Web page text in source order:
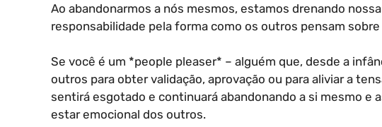
Ao abandonarmos a nós mesmos, estamos drenando
responsabilidade pela forma como os outros pensam
Se você é um *people pleaser* – alguém que, desde a
outros para obter validação, aprovação ou para aliviar a
sentirá esgotado e continuará abandonando a si mesmo e
estar emocional dos outros.